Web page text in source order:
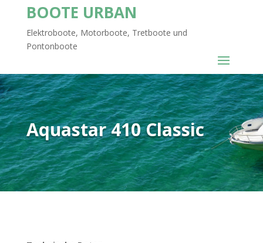
BOOTE URBAN
Elektroboote, Motorboote, Tretboote und
Pontonboote
Aquastar 410 Classic